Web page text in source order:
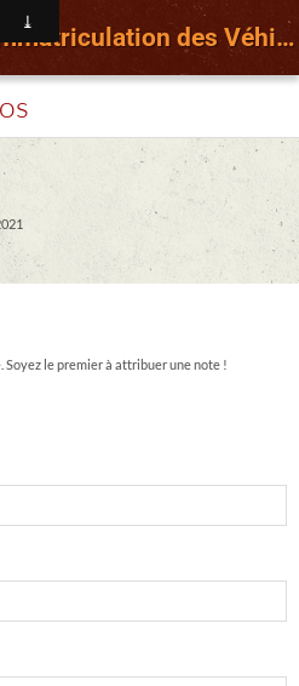
Le Système d'Immatriculation des Véhicules français depuis le 15 Avril 2009
Soyez le premier à attribuer une note !